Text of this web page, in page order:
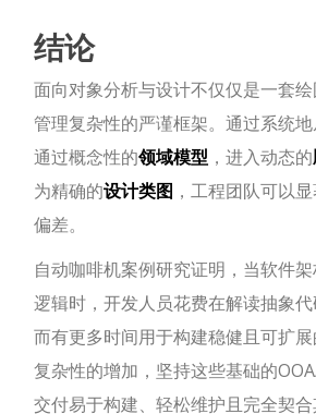
结论
面向对象分析与设计不仅仅是一套
管理复杂性的严谨框架。通过系统
通过概念性的领域模型 ，进入动态的
为精确的设计类图 ，工程团队可以
偏差。
自动咖啡机案例研究证明，当软件
逻辑时，开发人员花费在解读抽象代
而有更多时间用于构建稳健且可扩
复杂性的增加，坚持这些基础的
交付易于构建、轻松维护且完全契